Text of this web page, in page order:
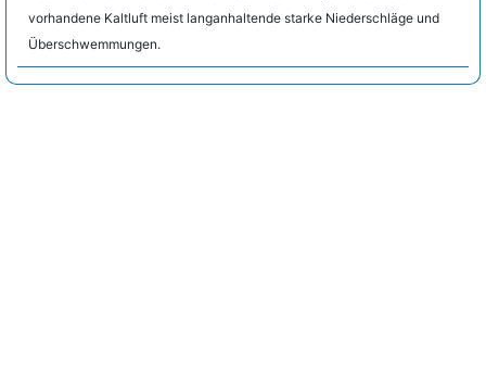
vorhandene Kaltluft meist langanhaltende starke Niederschläge und
Überschwemmungen.